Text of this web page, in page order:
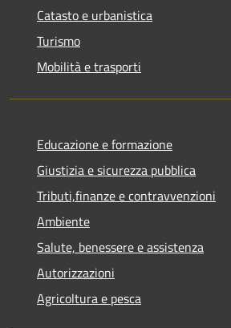
Catasto e urbanistica
Turismo
Mobilità e trasporti
Educazione e formazione
Giustizia e sicurezza pubblica
Tributi,finanze e contravvenzioni
Ambiente
Salute, benessere e assistenza
Autorizzazioni
Agricoltura e pesca